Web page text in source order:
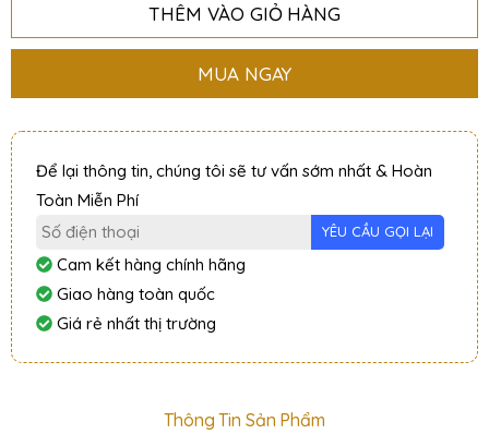
THÊM VÀO GIỎ HÀNG
MUA NGAY
Để lại thông tin, chúng tôi sẽ tư vấn sớm nhất & Hoàn
Toàn Miễn Phí
Cam kết hàng chính hãng
Giao hàng toàn quốc
Giá rẻ nhất thị trường
Thông Tin Sản Phẩm